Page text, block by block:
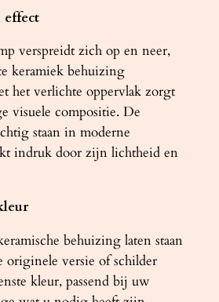
effect
verspreidt zich op en neer,
keramiek behuizing
het verlichte oppervlak zorgt
visuele compositie. De
staan ​​in moderne
indruk door zijn lichtheid en
behuizing laten staan
originele versie of schilder
kleur, passend bij uw